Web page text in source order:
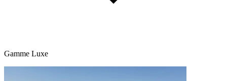
Gamme Luxe